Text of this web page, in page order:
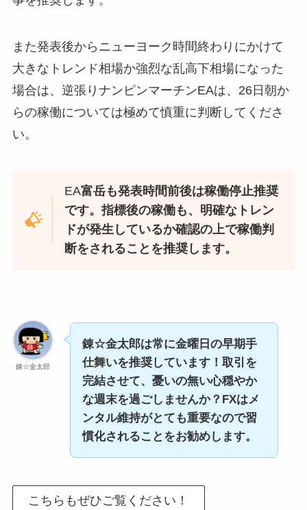
また発表後からニューヨーク時間終わりにかけて
大きなトレンド相場か強烈な乱高下相場になった
場合は、逆張りナンピンマーチンEAは、26日朝か
らの稼働については極めて慎重に判断してくださ
い。
EA富岳も発表時間前後は稼働停止推奨
です。指標後の稼働も、明確なトレン
ドが発生しているか確認の上で稼働判
断をされることを推奨します。
錬☆金太郎
錬☆金太郎は常に金曜日の早期手
仕舞いを推奨しています！取引を
完結させて、憂いの無い心穏やか
な週末を過ごしませんか？FXはメ
ンタル維持がとても重要なので習
慣化されることをお勧めします。
こちらもぜひご覧ください！